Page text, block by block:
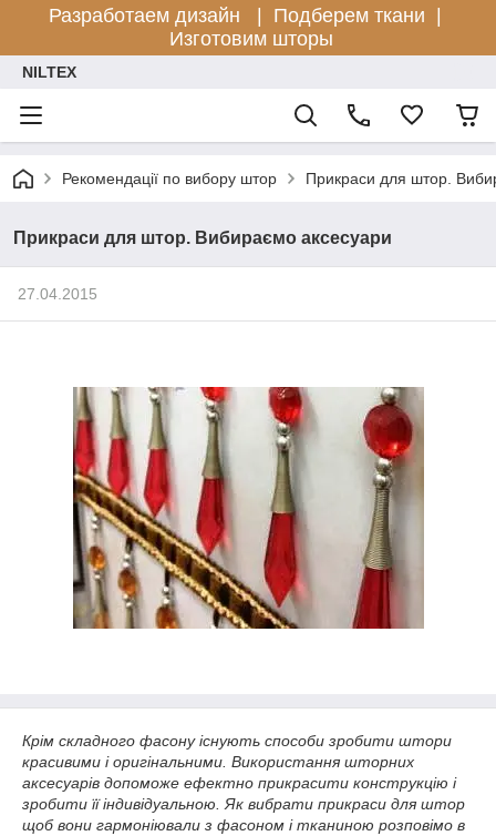
Разработаем дизайн |
Подберем ткани |
Изготовим шторы
NILTEX
Рекомендації по вибору штор Прикраси для штор.
Прикраси для штор. Вибираємо аксесуари
27.04.2015
Крім складного фасону існують способи зробити штори
красивими і оригінальними. Використання шторних
аксесуарів допоможе ефектно прикрасити конструкцію і
зробити її індивідуальною. Як вибрати прикраси для штор
щоб вони гармоніювали з фасоном і тканиною розповімо в